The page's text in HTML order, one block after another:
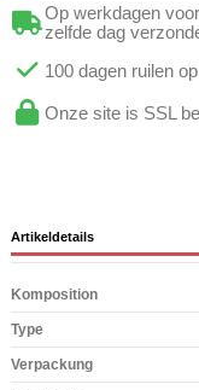
Op werkdagen
zelfde dag
100 dagen ruilen
Onze site is SSL
Artikeldetails
Komposition
Type
Verpackung